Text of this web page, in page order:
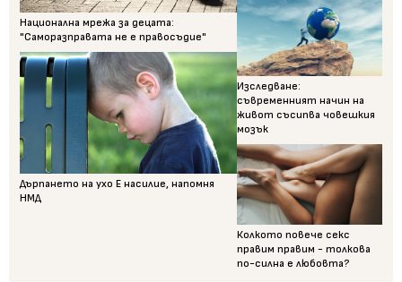
Национална мрежа за децата:
"Саморазправата не е правосъдие"
Дърпането на ухо Е насилие, напомня
НМД
Изследване:
съвременният начин на
живот съсипва човешкия
мозък
Колкото повече секс
правим правим - толкова
по-силна е любовта?